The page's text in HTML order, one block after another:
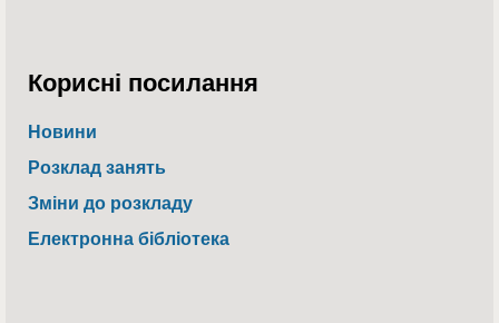
Корисні посилання
Новини
Розклад занять
Зміни до розкладу
Електронна бібліотека